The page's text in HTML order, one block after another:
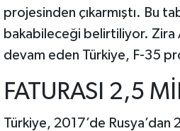
projesinden çıkarmıştı. Bu
bakabileceği belirtiliyor. Zira
devam eden Türkiye, F-35
FATURASI 2,5
Türkiye, 2017’de Rusya’dan